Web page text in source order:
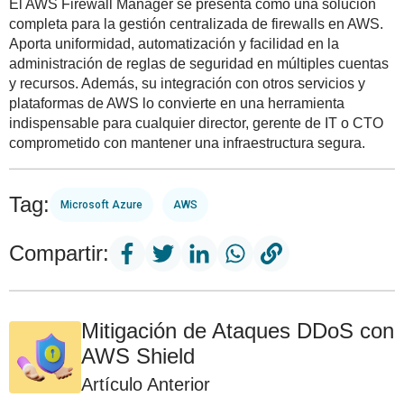
El AWS Firewall Manager se presenta como una solución
completa para la gestión centralizada de firewalls en AWS.
Aporta uniformidad, automatización y facilidad en la
administración de reglas de seguridad en múltiples cuentas
y recursos. Además, su integración con otros servicios y
plataformas de AWS lo convierte en una herramienta
indispensable para cualquier director, gerente de IT o CTO
comprometido con mantener una infraestructura segura.
Tag: Microsoft Azure AWS
Compartir:
Mitigación de Ataques DDoS con
AWS Shield
Artículo Anterior